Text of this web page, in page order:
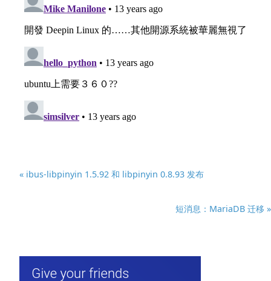
« ibus-libpinyin 1.5.92 和 libpinyin 0.8.93 发布
短消息：MariaDB 迁移 »